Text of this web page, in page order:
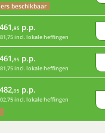
beschikbaar
95 p.p.
incl. lokale heffingen
95 p.p.
incl. lokale heffingen
95 p.p.
incl. lokale heffingen